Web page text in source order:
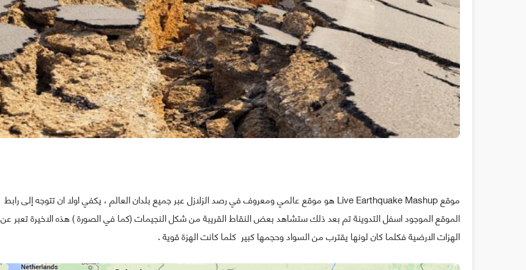
موقع Live Earthquake Mashup هو موقع عالمي ومعروف في رصد الزلازل عبر جميع بلدان العالم ، يكفي اولا ان تتوجه إلى رابط
الموقع الموجود اسفل التدوينة تم بعد ذلك ستشاهد بعض النقاط القريبة من شكل النجيمات (كما في الصورة ) هذه الاخيرة تعبر عن
الهزات الارضية فكلما كان لونها يقترب من السواد وحجمها كبير كلما كانت الهزة قوية .